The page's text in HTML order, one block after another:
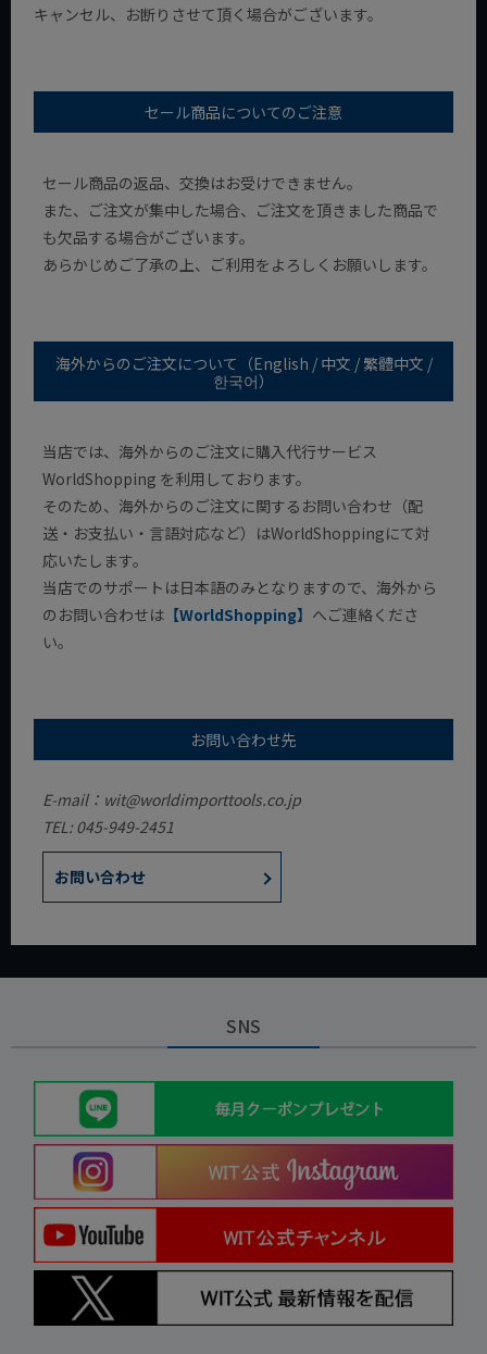
キャンセル、お断りさせて頂く場合がございます。
セール商品についてのご注意
セール商品の返品、交換はお受けできません。
また、ご注文が集中した場合、ご注文を頂きました商品で
も欠品する場合がございます。
あらかじめご了承の上、ご利用をよろしくお願いします。
海外からのご注文について（English / 中文 / 繁體中文 /
한국어）
当店では、海外からのご注文に購入代行サービス
WorldShopping を利用しております。
そのため、海外からのご注文に関するお問い合わせ（配
送・お支払い・言語対応など）はWorldShoppingにて対
応いたします。
当店でのサポートは日本語のみとなりますので、海外から
のお問い合わせは 【WorldShopping】 へご連絡くださ
い。
お問い合わせ先
E-mail：wit@worldimporttools.co.jp
045-949-2451
お問い合わせ
SNS